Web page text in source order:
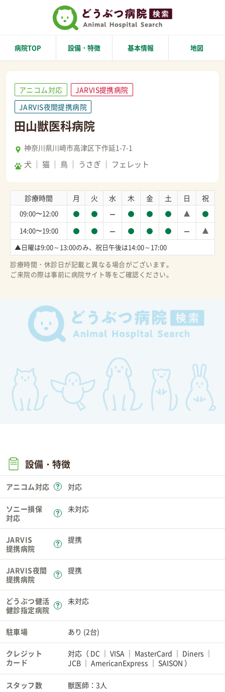
病院TOP 設備・特徴 基本情報 地図
アニコム対応
JARVIS提携病院
JARVIS夜間提携病院
田山獣医科病院
神奈川県川崎市高津区下作延1-7-1
犬 猫 鳥 うさぎ フェレット
診療時間 月 火 水 木 金 土 日 祝
09:00〜12:00
14:00〜19:00
▲日曜は9:00～13:00のみ、祝日午後は14:00～17:00
診療時間・休診日が記載と異なる場合がございます。
ご来院の際は事前に病院サイト等をご確認ください。
設備・特徴
アニコム対応 対応
ソニー損保
対応
未対応
JARVIS
提携病院
提携
JARVIS夜間
提携病院
提携
どうぶつ健活
健診指定病院
未対応
駐車場 あり (2台)
クレジット
カード
対応（ DC VISA MasterCard
Diners
JCB
AmericanExpress SAISON ）
スタッフ数 獣医師：3人